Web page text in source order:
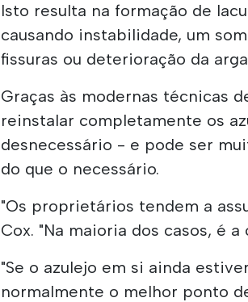
Isto resulta na formação de
causando instabilidade, um
fissuras ou deterioração da
Graças às modernas técnicas
reinstalar completamente os
desnecessário - e pode ser
do que o necessário.
"Os proprietários tendem a
Cox. "Na maioria dos casos, é
"Se o azulejo em si ainda
normalmente o melhor ponto